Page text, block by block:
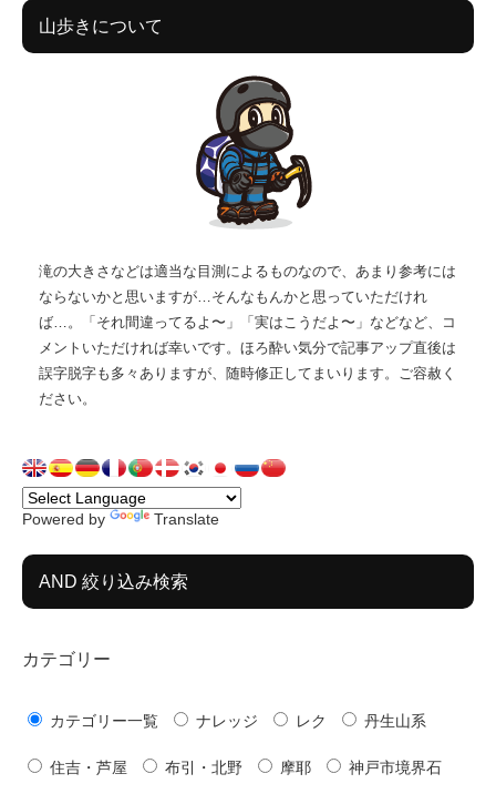
山歩きについて
滝の大きさなどは適当な目測によるものなので、あまり参考には
ならないかと思いますが…そんなもんかと思っていただけれ
ば…。「それ間違ってるよ〜」「実はこうだよ〜」などなど、コ
メントいただければ幸いです。ほろ酔い気分で記事アップ直後は
誤字脱字も多々ありますが、随時修正してまいります。ご容赦く
ださい。
Powered by Translate
AND 絞り込み検索
カテゴリー
カテゴリー一覧 ナレッジ レク 丹生山系
住吉・芦屋 布引・北野 摩耶 神戸市境界石